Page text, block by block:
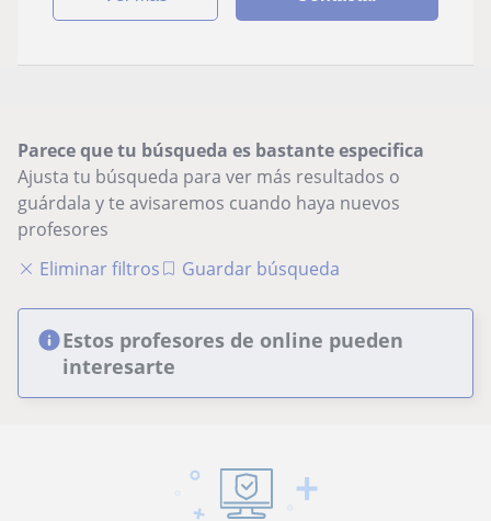
Parece que tu búsqueda es bastante especifica
Ajusta tu búsqueda para ver más resultados o
guárdala y te avisaremos cuando haya nuevos
profesores
Eliminar filtros
Guardar búsqueda
Estos profesores de online pueden
interesarte